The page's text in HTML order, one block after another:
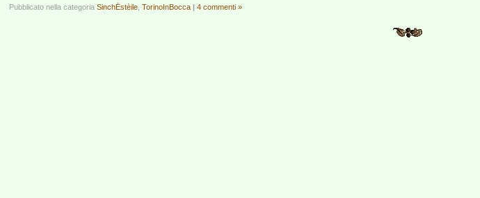
Pubblicato nella categoria SinchËstèile TorinoInBocca | 4 commenti »